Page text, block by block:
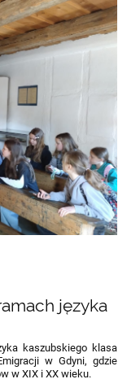
języka
kaszubskiego klasa
w Gdyni, gdzie
w XIX i XX wieku.